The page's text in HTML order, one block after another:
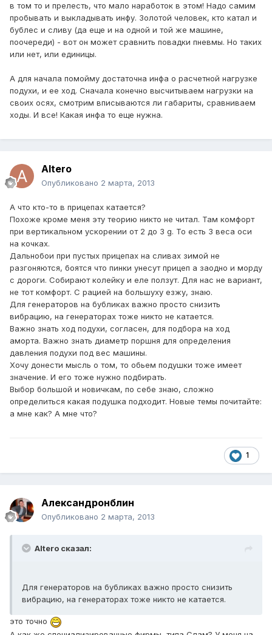
в том то и прелесть, что мало наработок в этом! Надо самим
пробывать и выкладывать инфу. Золотой человек, кто катал и
бублес и сливу (да еще и на одной и той же машине,
поочереди) - вот он может сравнить повадки пневмы. Но таких
или нет, или единицы.
А для начала помойму достаточна инфа о расчетной нагрузке
подухи, и ее ход. Сначала конечно высчитываем нагрузки на
своих осях, смотрим вписываются ли габариты, сравниваем
ходы. И все! Какая инфа то еще нужна.
Altero
Опубликовано 2 марта, 2013
А что кто-то в прицепах катается?
Похоже кроме меня эту теорию никто не читал. Там комфорт
при вертикальном ускорении от 2 до 3 g. То есть 3 веса оси
на кочках.
Дальнобои при пустых прицепах на сливах зимой не
разгоняются, боятся что пинки унесут прицеп а заодно и морду
с дороги. Собирают колейку и еле ползут. Для нас не вариант,
не тот комфорт. С рацией на большуху езжу, знаю.
Для генераторов на бубликах важно просто снизить
вибрацию, на генераторах тоже никто не катается.
Важно знать ход подухи, согласен, для подбора на ход
аморта. Важно знать диаметр поршня для определения
давления подухи под вес машины.
Хочу донести мысль о том, то обьем подушки тоже имеет
значение. И его тоже нужно подбирать.
Выбор большой и новичкам, по себе знаю, сложно
определиться какая подушка подходит. Новые темы почитайте:
а мне как? А мне что?
1
Александронблин
Опубликовано 2 марта, 2013
Altero сказал:
Для генераторов на бубликах важно просто снизить
вибрацию, на генераторах тоже никто не катается.
это точно